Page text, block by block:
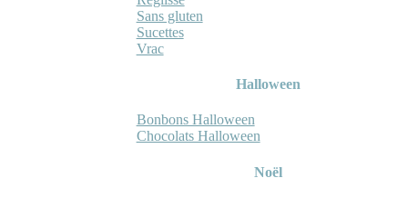
Sans gluten
Sucettes
Vrac
Halloween
Bonbons Halloween
Chocolats Halloween
Noël